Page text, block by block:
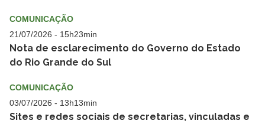
COMUNICAÇÃO
21/07/2026 - 15h23min
Nota de esclarecimento do Governo do Estado
do Rio Grande do Sul
COMUNICAÇÃO
03/07/2026 - 13h13min
Sites e redes sociais de secretarias, vinculadas e